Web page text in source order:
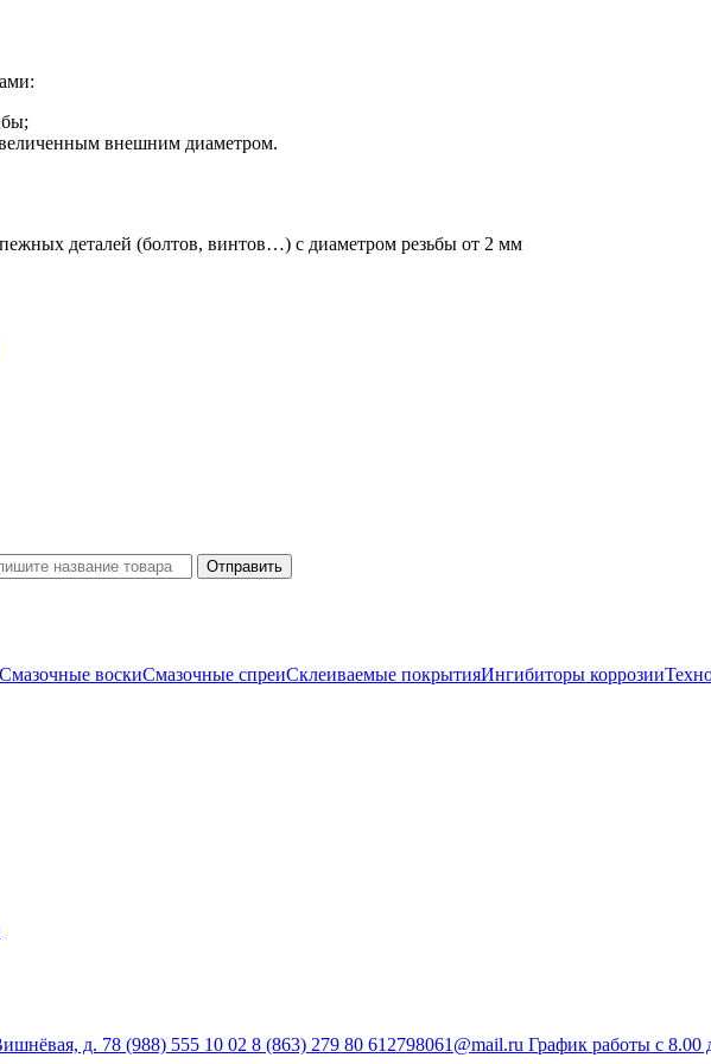
внешним диаметром.
деталей (болтов, винтов…) с диаметром резьбы от 2 мм
Смазочные воскиСмазочные спреиСклеиваемые покрытияИнгибиторы коррозии
д. 78 (988) 555 10 02 8 (863) 279 80 61 2798061@mail.ru График работы с 8.00